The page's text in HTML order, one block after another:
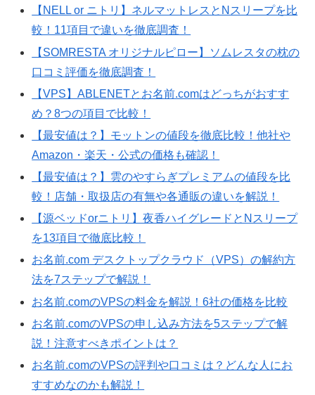
【NELL or ニトリ】ネルマットレスとNスリープを比
較！11項目で違いを徹底調査！
【SOMRESTA オリジナルピロー】ソムレスタの枕の
口コミ評価を徹底調査！
【VPS】ABLENETとお名前.comはどっちがおすす
め？8つの項目で比較！
【最安値は？】モットンの値段を徹底比較！他社や
Amazon・楽天・公式の価格も確認！
【最安値は？】雲のやすらぎプレミアムの値段を比
較！店舗・取扱店の有無や各通販の違いを解説！
【源ベッドorニトリ】夜香ハイグレードとNスリープ
を13項目で徹底比較！
お名前.com デスクトップクラウド（VPS）の解約方
法を7ステップで解説！
お名前.comのVPSの料金を解説！6社の価格を比較
お名前.comのVPSの申し込み方法を5ステップで解
説！注意すべきポイントは？
お名前.comのVPSの評判や口コミは？どんな人にお
すすめなのかも解説！